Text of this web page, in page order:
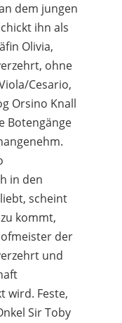
dem jungen
ihn als
Olivia,
ohne
Cesario,
Orsino Knall
Botengänge
in den
scheint
kommt,
der
und
wird. Feste,
Sir Toby